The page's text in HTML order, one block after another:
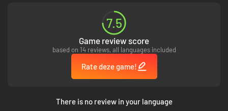
rivaliserende facties en ontdek verborgen en vergeten technologieën in
Bouw een planetair imperium - Bepaal de toekomst van je kolonie met
behulp van technologische vooruitgang en sociale ontwikkeling. Creëer je
een natuurlijk paradijs of een perfecte militaire orde?
middel van veroveringen, diplomatie of doemdag-technologieën.
Meerdere speltypen - Een diepgaande singleplayer-campagne met
zoals jij dat wilt: online, lokaal en asynchroon!
7.5
Game review score
based on 14 reviews, all languages included
Rate deze game!
There is no review in your language